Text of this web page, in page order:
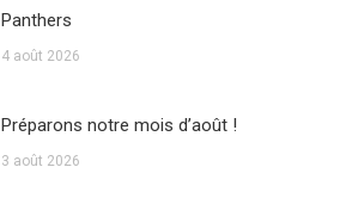
Panthers
4 août 2026
Préparons notre mois d’août !
3 août 2026